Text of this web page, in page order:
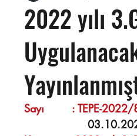
2022 yılı
Sayı